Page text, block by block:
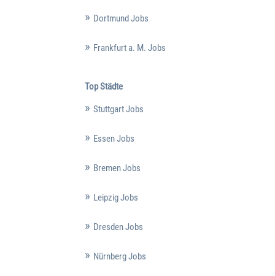
Dortmund Jobs
Frankfurt a. M. Jobs
Top Städte
Stuttgart Jobs
Essen Jobs
Bremen Jobs
Leipzig Jobs
Dresden Jobs
Nürnberg Jobs